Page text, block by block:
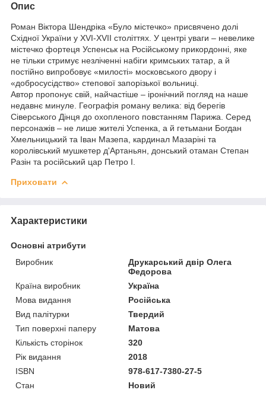
Опис
Роман Віктора Шендріка «Було містечко» присвячено долі
Східної України у XVI-XVII століттях. У центрі уваги – невелике
містечко фортеця Успенськ на Російському прикордонні, яке
не тільки стримує незліченні набіги кримських татар, а й
постійно випробовує «милості» московського двору і
«добросусідство» степової запорізької вольниці.
Автор пропонує свій, найчастіше – іронічний погляд на наше
недавнє минуле. Географія роману велика: від берегів
Сіверського Дінця до охопленого повстанням Парижа. Серед
персонажів – не лише жителі Успенка, а й гетьмани Богдан
Хмельницький та Іван Мазепа, кардинал Мазаріні та
королівський мушкетер д'Артаньян, донський отаман Степан
Разін та російський цар Петро I.
Приховати
Характеристики
Основні атрибути
Виробник
Друкарський двір Олега
Федорова
Країна виробник
Україна
Мова видання
Російська
Вид палітурки
Твердий
Тип поверхні паперу
Матова
Кількість сторінок
320
Рік видання
2018
ISBN
978-617-7380-27-5
Стан
Новий